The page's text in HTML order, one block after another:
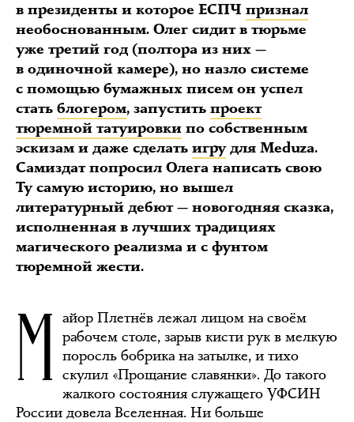
в президенты и которое ЕСПЧ признал
необоснованным. Олег сидит в тюрьме
уже третий год (полтора из них —
в одиночной камере), но назло системе
с помощью бумажных писем он успел
стать блогером, запустить проект
тюремной татуировки по собственным
эскизам и даже сделать игрудля Meduza.
Самиздат попросил Олега написать свою
Ту самую историю, но вышел
литературный дебют — новогодняя сказка,
исполненная в лучших традициях
магического реализма и с фунтом
тюремной жести.
М айор Плетнёв лежал лицом на своём
рабочем столе, зарыв кисти рук в мелкую
поросль бобрика на затылке, и тихо
скулил «Прощание славянки». До такого
жалкого состояния служащего УФСИН
России довела Вселенная. Ни больше